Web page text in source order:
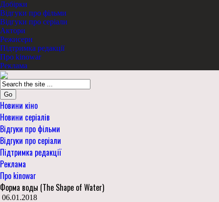
Добірки
Відгуки про фільми
Відгуки про серіали
Актори
Режисери
Підтримка редакції
Про kinowar
Реклама
Go
Новини кіно
Новини серіалів
Відгуки про фільми
Відгуки про серіали
Підтримка редакції
Реклама
Про kinowar
Форма воды (The Shape of Water)
06.01.2018